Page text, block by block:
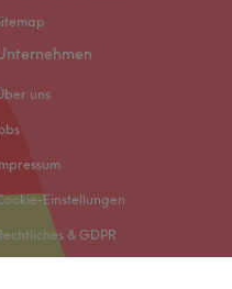
uns
Einstellungen
& GDPR